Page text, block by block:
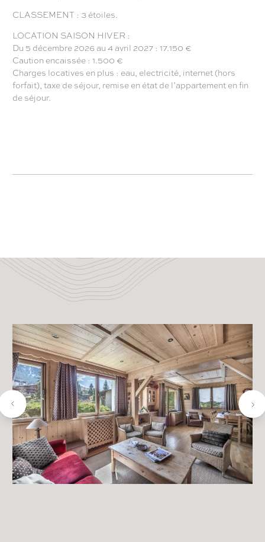
CLASSEMENT : 3 étoiles.
LOCATION SAISON HIVER :
Du 5 décembre 2026 au 4 avril 2027 : 17.150 €
Caution encaissée : 1.500 €
Charges locatives en plus : eau, electricité, internet (hors
forfait), taxe de séjour, remise en état de l’appartement en fin
de séjour.